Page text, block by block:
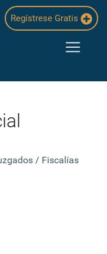
Regístrese Gratis
/ Fiscalías